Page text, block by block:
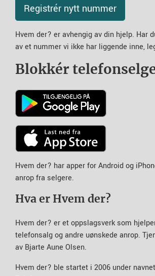
Registrér nytt nummer
Hvem der? er avhengig av din hjelp. Har
av et nummer vi ikke har liggende inne,
Blokkér
Hvem der? har apper for Android og
anrop fra selgere.
Hva er Hvem der?
Hvem der? er et oppslagsverk som
telefonsalg og andre uønskede anrop.
av Bjarte Aune Olsen.
Hvem der? ble startet i 2006 under navnet